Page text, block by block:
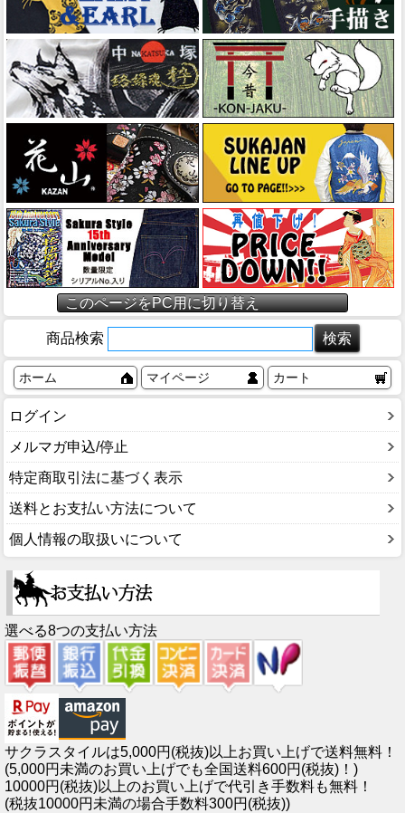
このページをPC用に切り替え
商品検索
ホーム マイページ カート
ログイン
メルマガ申込/停止
特定商取引法に基づく表示
送料とお支払い方法について
個人情報の取扱いについて
選べる8つの支払い方法
サクラスタイルは5,000円(税抜)以上お買い上げで送料無料！
(5,000円未満のお買い上げでも全国送料600円(税抜)！)
10000円(税抜)以上のお買い上げで代引き手数料も無料！
(税抜10000円未満の場合手数料300円(税抜))